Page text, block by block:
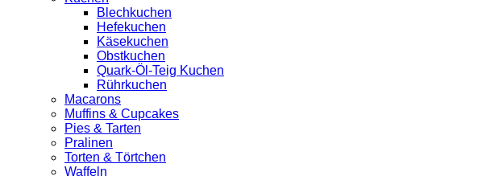
Blechkuchen
Hefekuchen
Käsekuchen
Obstkuchen
Quark-Öl-Teig Kuchen
Rührkuchen
Macarons
Muffins & Cupcakes
Pies & Tarten
Pralinen
Torten & Törtchen
Waffeln